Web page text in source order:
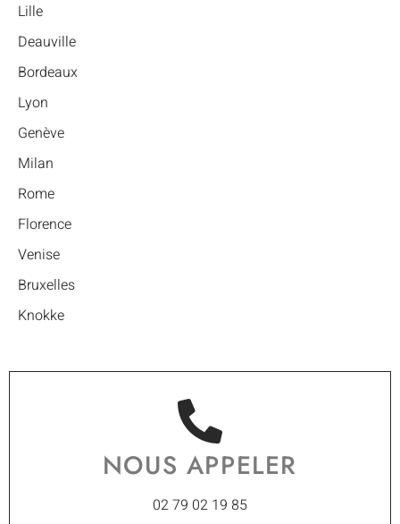
Lille
Deauville
Bordeaux
Lyon
Genève
Milan
Rome
Florence
Venise
Bruxelles
Knokke
NOUS APPELER
02 79 02 19 85